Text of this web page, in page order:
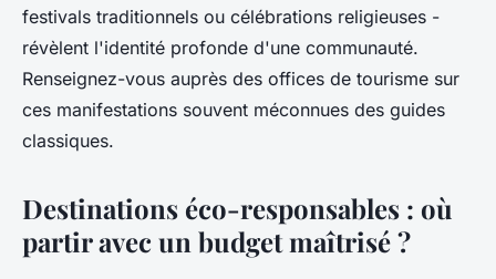
festivals traditionnels ou célébrations religieuses -
révèlent l'identité profonde d'une communauté.
Renseignez-vous auprès des offices de tourisme sur
ces manifestations souvent méconnues des guides
classiques.
Destinations éco-responsables : où
partir avec un budget maîtrisé ?